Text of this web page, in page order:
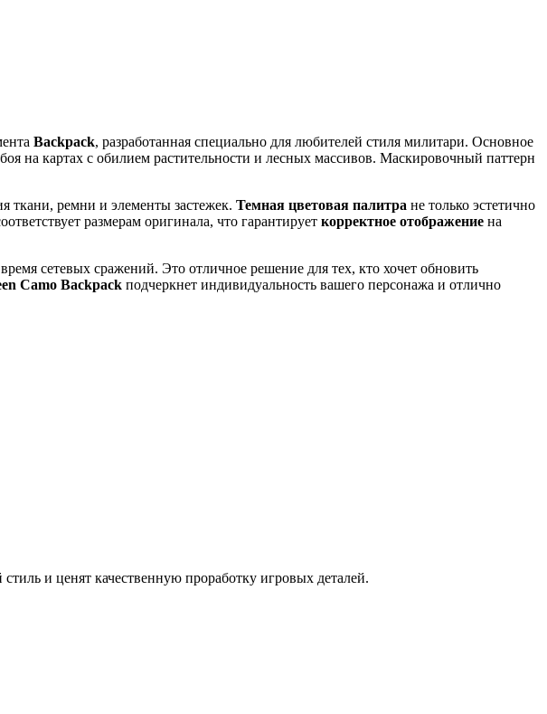
Backpack, разработанная специально для любителей стиля милитари. Основное
на картах с обилием растительности и лесных массивов. Маскировочный паттерн
ткани, ремни и элементы застежек. Темная цветовая палитра не только эстетично
размерам оригинала, что гарантирует корректное отображение на
сетевых сражений. Это отличное решение для тех, кто хочет обновить
Camo Backpack подчеркнет индивидуальность вашего персонажа и отлично
и ценят качественную проработку игровых деталей.